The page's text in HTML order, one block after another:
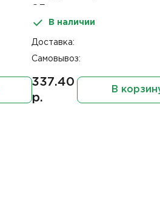
В наличии
Доставка:
Самовывоз:
337.40
р.
В